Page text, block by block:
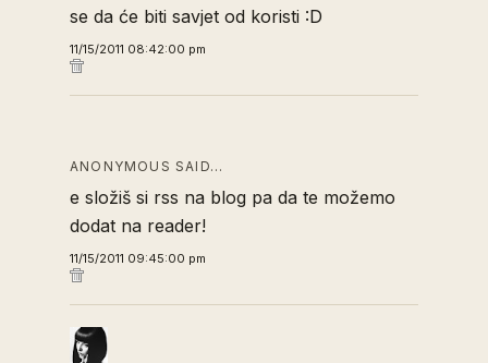
se da će biti savjet od koristi :D
11/15/2011 08:42:00 pm
ANONYMOUS SAID…
e složiš si rss na blog pa da te možemo
dodat na reader!
11/15/2011 09:45:00 pm